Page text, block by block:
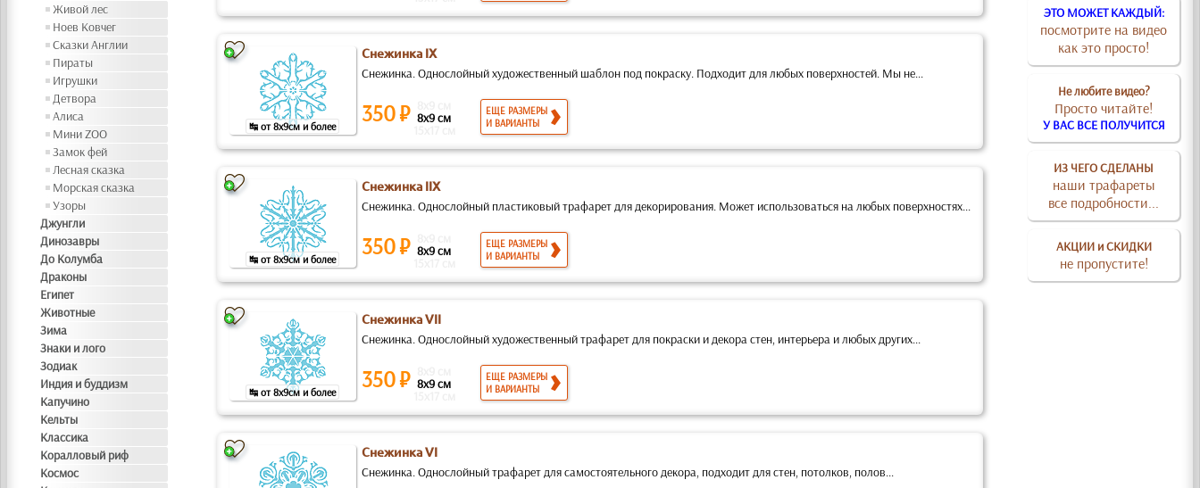
Живой лес
Ноев Ковчег
Сказки Англии
Пираты
Игрушки
Детвора
Алиса
Мини ZOO
Замок фей
Лесная сказка
Морская сказка
Узоры
Джунгли
Динозавры
До Колумба
Драконы
Египет
Животные
Зима
Знаки и лого
Зодиак
Индия и буддизм
Капучино
Кельты
Классика
Коралловый риф
Космос
ЭТО МОЖЕТ КАЖДЫЙ:
посмотрите на видео
как это просто!
Не любите видео?
Просто читайте!
У ВАС ВСЕ ПОЛУЧИТСЯ
ИЗ ЧЕГО СДЕЛАНЫ
наши трафареты
все подробности...
АКЦИИ и СКИДКИ
не пропустите!
↹ от 8x9см и более
Снежинка IX
Снежинка. Однослойный художественный шаблон под покраску. Подходит для любых поверхностей. Мы не...
350 ₽ 8x9 см
ЕЩЕ РАЗМЕРЫ
И ВАРИАНТЫ
↹ от 8x9см и более
Снежинка IIX
Снежинка. Однослойный пластиковый трафарет для декорирования. Может использоватьcя на любых поверхностях...
350 ₽ 8x9 см
ЕЩЕ РАЗМЕРЫ
И ВАРИАНТЫ
↹ от 8x9см и более
Снежинка VII
Снежинка. Однослойный художественный трафарет для покраски и декора стен, интерьера и любых других...
350 ₽ 8x9 см
ЕЩЕ РАЗМЕРЫ
И ВАРИАНТЫ
Снежинка VI
Снежинка. Однослойный трафарет для самостоятельного декора, подходит для стен, потолков, полов...